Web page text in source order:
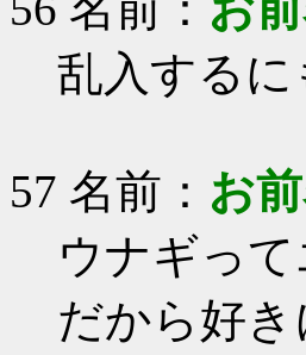
乱入する
57 名前： お
ウナギっ
だから好